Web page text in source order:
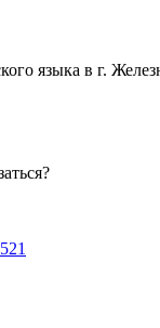
языка в г.